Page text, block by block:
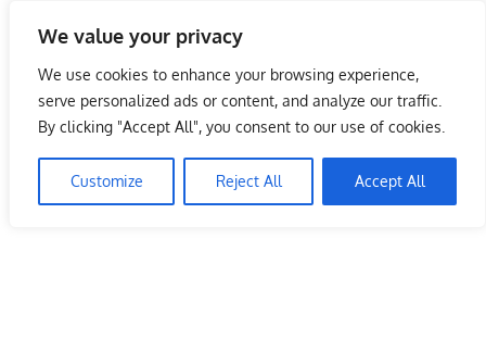
We value your privacy
We use cookies to enhance your browsing experience,
serve personalized ads or content, and analyze our traffic.
By clicking "Accept All", you consent to our use of cookies.
Customize Reject All Accept All
content
Malaysia Info Portal
LoInfoCentre
directory,
listings